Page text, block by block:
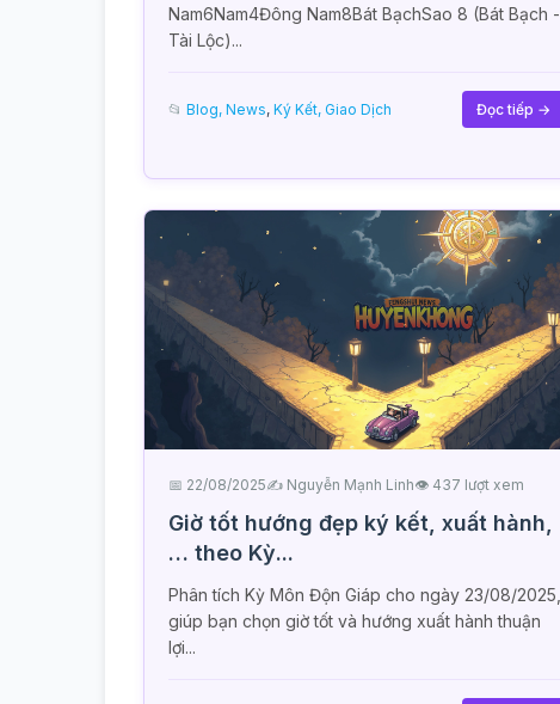
Nam6Nam4Đông Nam8Bát BạchSao 8 (Bát Bạch -
Tài Lộc)...
📂 Blog, News, Ký Kết, Giao Dịch Đọc tiếp →
📅 22/08/2025✍️ Nguyễn Mạnh Linh👁 437 lượt xem
Giờ tốt hướng đẹp ký kết, xuất hành,
… theo Kỳ...
Phân tích Kỳ Môn Độn Giáp cho ngày 23/08/2025,
giúp bạn chọn giờ tốt và hướng xuất hành thuận
lợi...